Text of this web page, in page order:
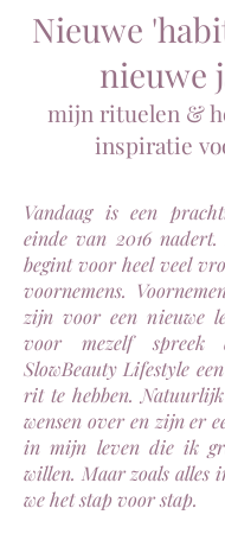
Nieuwe
nieuwe
mijn rituelen &
inspiratie
Vandaag is een
einde van 2016
begint voor heel veel
voornemens.
zijn voor een nieuwe
voor mezelf
SlowBeauty Lifestyle
rit te hebben.
wensen over en zijn er
in mijn leven die ik
willen. Maar zoals alles
we het stap voor stap.